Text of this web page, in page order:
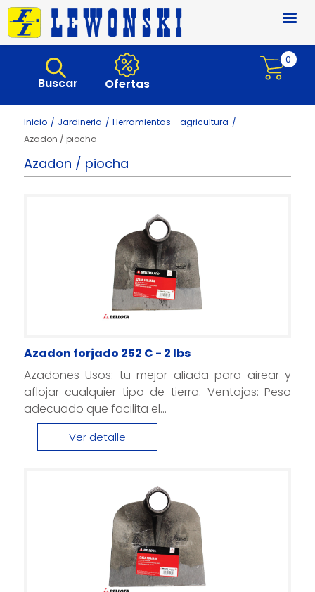
Pasar al contenido principal
Buscar Ofertas
0
Inicio Jardineria
Herramientas - agricultura
Azadon / piocha
Azadon / piocha
Azadon forjado 252 C - 2 lbs
Azadones Usos: tu mejor aliada para airear y
aflojar cualquier tipo de tierra. Ventajas: Peso
adecuado que facilita el...
Ver detalle